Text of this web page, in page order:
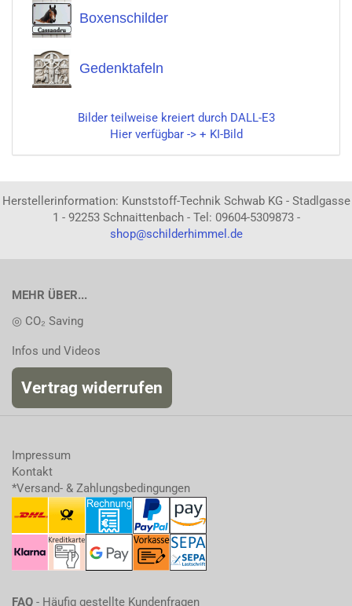
Boxenschilder
Gedenktafeln
Bilder teilweise kreiert durch DALL-E3
Hier verfügbar -> + KI-Bild
Herstellerinformation: Kunststoff-Technik Schwab KG - Stadlgasse
1 - 92253 Schnaittenbach - Tel: 09604-5309873 -
shop@schilderhimmel.de
MEHR ÜBER...
◎ CO₂ Saving
Infos und Videos
Vertrag widerrufen
Impressum
Kontakt
*Versand- & Zahlungsbedingungen
FAQ - Häufig gestellte Kundenfragen